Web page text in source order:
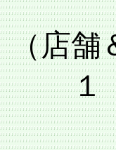
（店舗
１